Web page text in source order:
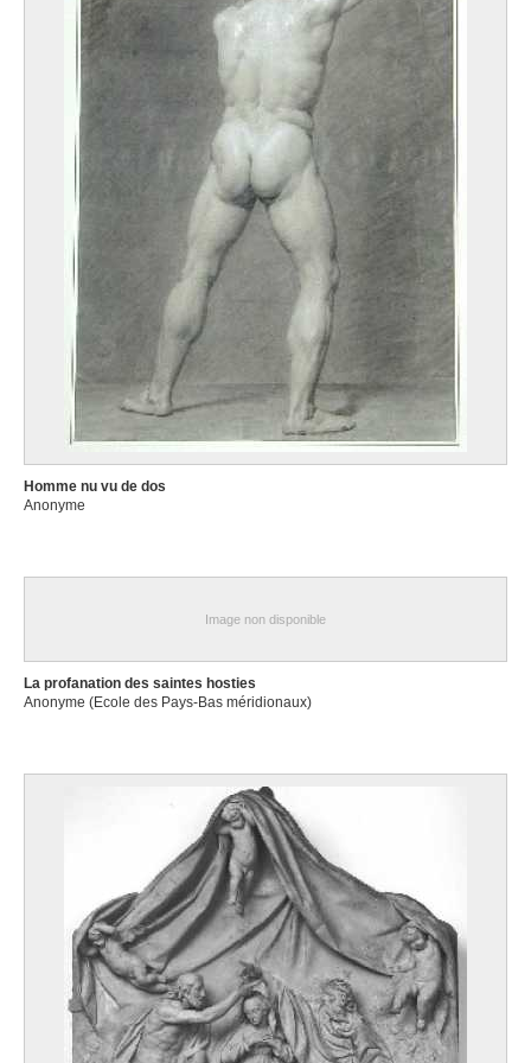
Ecole des Pays-Bas méridionaux
Ecole des Pays-Bas méridionaux
seconde moitié XVIe siècle
Ecole des Pays-Bas méridionaux
Ecole des Pays-Bas méridionaux
fin XVIe - début XVIIe siècle
Ecole des Pays-Bas méridionaux
Ecole des Pays-Bas méridionaux
premier quart XVIIe siècle
Ecole des Pays-Bas méridionaux
première moitié XVIIe siècle
1664
Ecole des Pays-Bas méridionaux
Ecole des Pays-Bas méridionaux
XVIIe siècle
Ecole des Pays-Bas méridionaux
début XVIIIe siècle
Ecole des Pays-Bas méridionaux
première moitié XVIIIe siècle
Ecole des Pays-Bas méridionaux
Ecole des Pays-Bas méridionaux
vers 1530 - 1540
Ecole des Pays-Bas méridionaux
Ecole des Pays-Bas méridionaux
Homme nu vu de dos
Anonyme
Image non disponible
La profanation des saintes hosties
Anonyme (Ecole des Pays-Bas méridionaux)